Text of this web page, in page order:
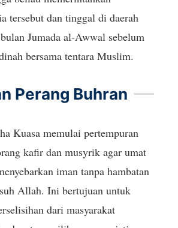
tersebut dan tinggal di daerah
Jumada al-Awwal sebelum
bersama tentara Muslim.
Perang Buhran
Kuasa memulai pertempuran
kafir dan musyrik agar umat
iman tanpa hambatan
Allah. Ini bertujuan untuk
dari masyarakat